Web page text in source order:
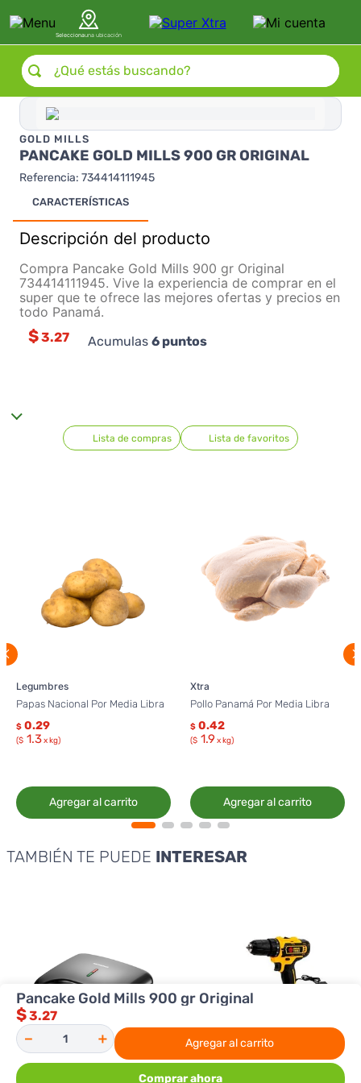
Seleccionauna ubicación
¿Qué estás buscando?
GOLD MILLS
PANCAKE GOLD MILLS 900 GR ORIGINAL
Referencia: 734414111945
CARACTERÍSTICAS
Descripción del producto
Compra Pancake Gold Mills 900 gr Original
734414111945. Vive la experiencia de comprar en el
super que te ofrece las mejores ofertas y precios en
todo Panamá.
$3.27 Acumulas 6puntos
Lista de compras Lista de favoritos
Legumbres
Papas Nacional Por Media Libra
$ 0.29
($ 1.3x kg)
Agregar al carrito
Xtra
Pollo Panamá Por Media Libra
$ 0.42
($ 1.9 x kg)
Agregar al carrito
TAMBIÉN TE PUEDE INTERESAR
Pancake Gold Mills 900 gr Original
$3.27
＋
－ Agregar al carrito
Comprar ahora